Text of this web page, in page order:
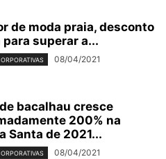
de moda praia, desconto
para superar a...
08/04/2021
bacalhau cresce
200% na
Santa de 2021...
08/04/2021